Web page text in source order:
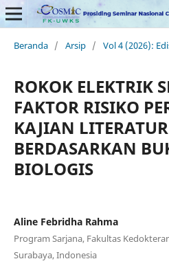
Beranda / Arsip / Vol 4 (2026):
ROKOK ELEKTRIK
FAKTOR RISIKO
KAJIAN LITERATUR
BERDASARKAN
BIOLOGIS
Aline Febridha Rahma
Program Sarjana, Fakultas
Surabaya, Indonesia